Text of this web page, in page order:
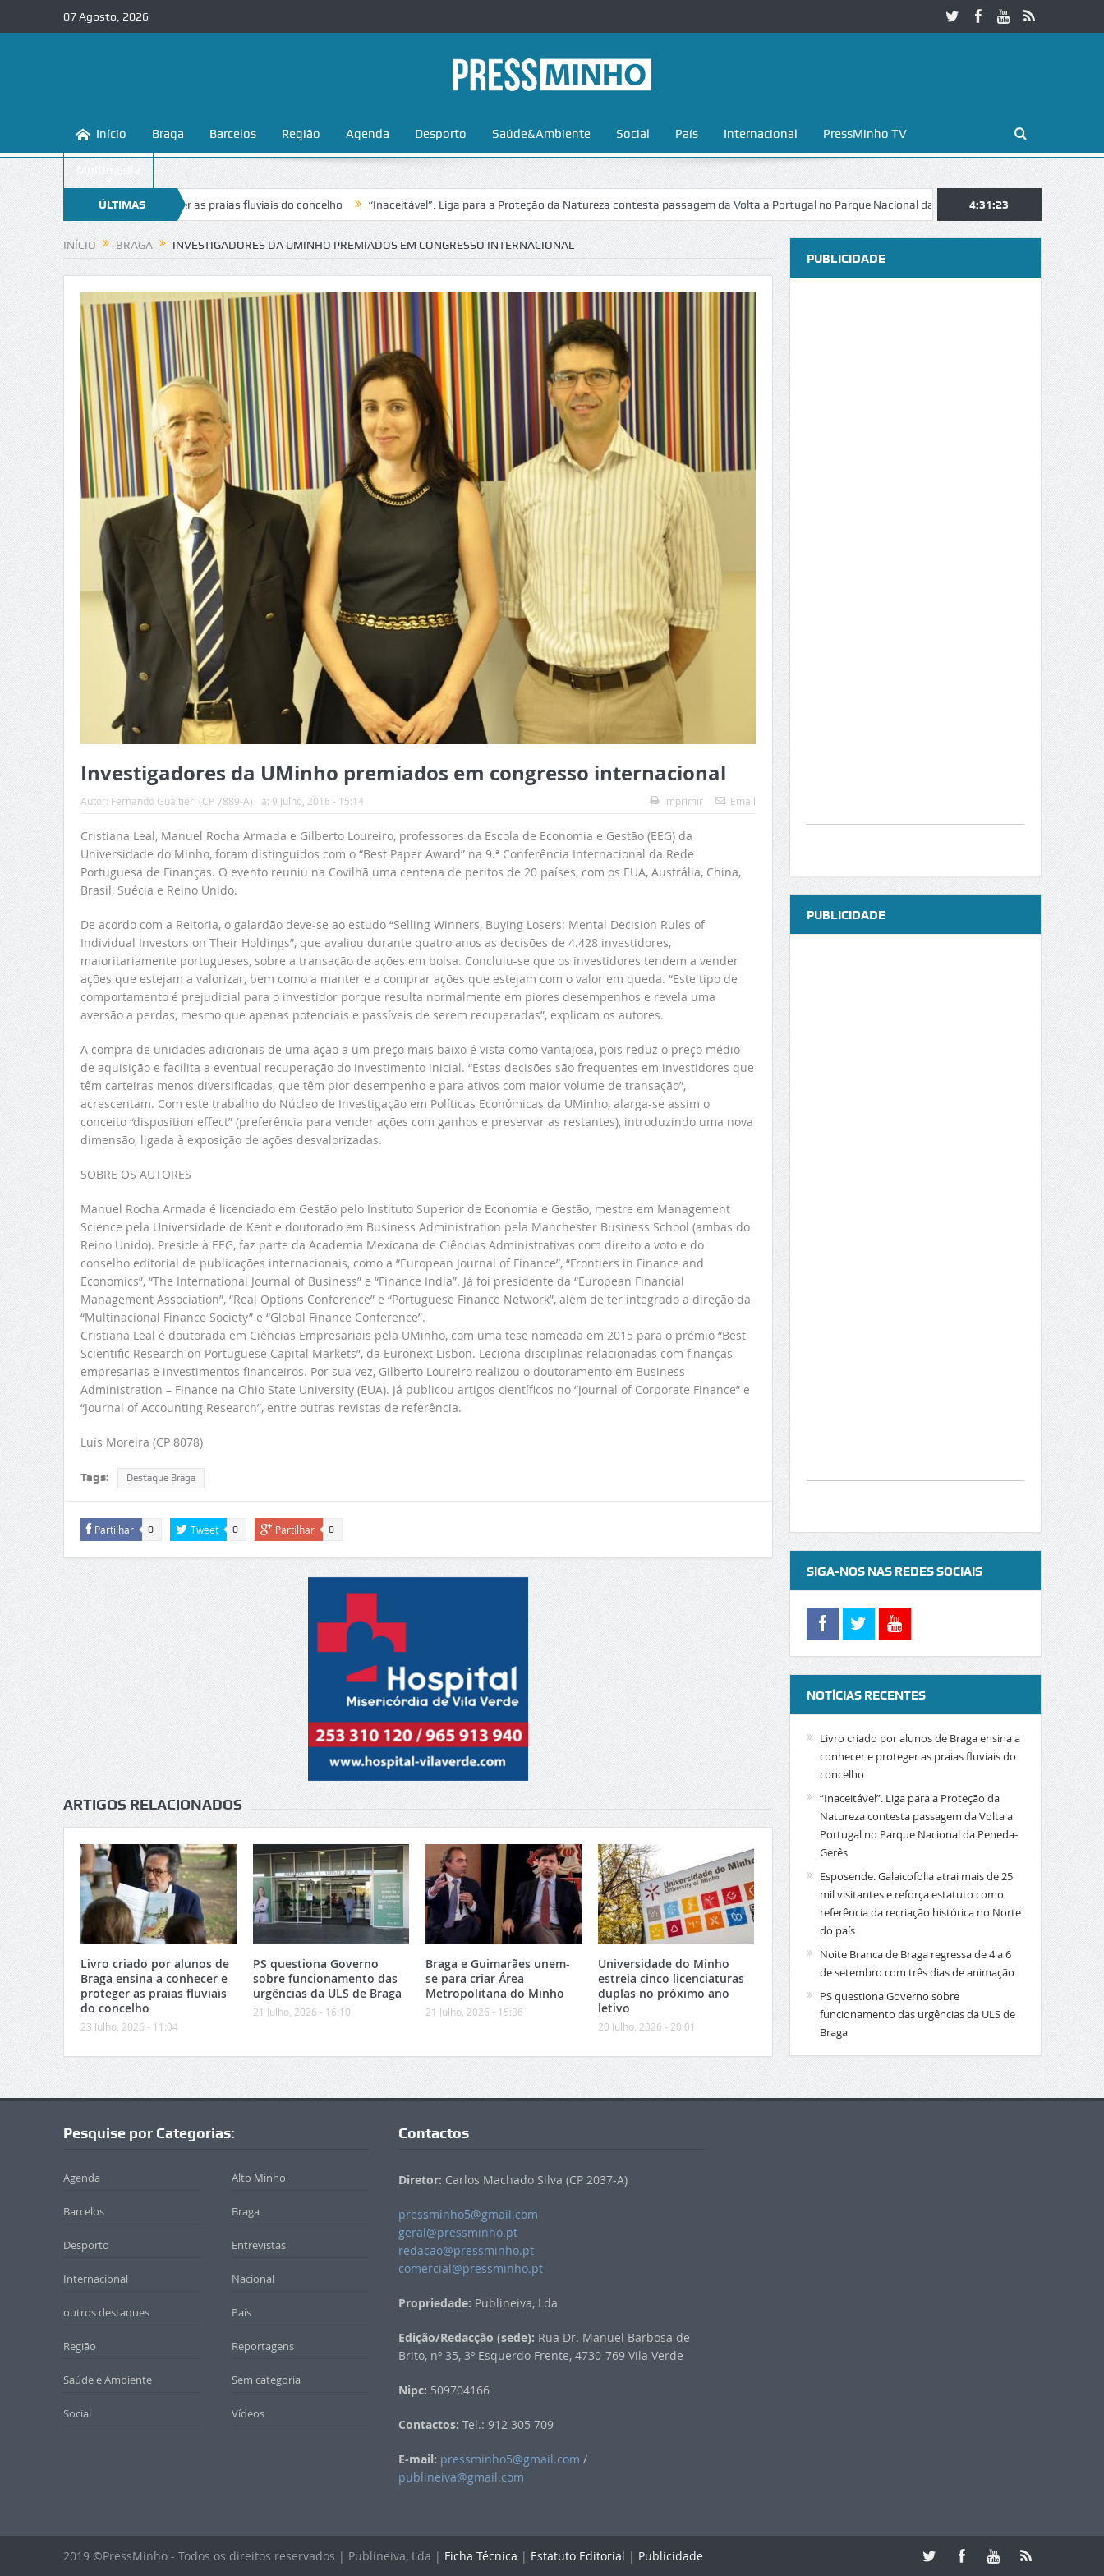
07 Agosto, 2026
Início Braga Barcelos Região Agenda Desporto Saúde&Ambiente Social País Internacional PressMinho TV
Multimédia
ÚLTIMAS
NOTÍCIAS
a conhecer e proteger as praias fluviais do concelho “Inaceitável”. Liga para a Proteção da Natureza contesta passagem da Volta a Portugal no Parque Nacional da Peneda-Gerês Esposende. Galaicofolia
4:31:24
INÍCIO BRAGA INVESTIGADORES DA UMINHO PREMIADOS EM CONGRESSO INTERNACIONAL
Investigadores da UMinho premiados em congresso internacional
Autor: Fernando Gualtieri (CP 7889-A) a: 9 Julho, 2016 - 15:14 Imprimir Email
Cristiana Leal, Manuel Rocha Armada e Gilberto Loureiro, professores da Escola de Economia e Gestão (EEG) da
Universidade do Minho, foram distinguidos com o “Best Paper Award” na 9.ª Conferência Internacional da Rede
Portuguesa de Finanças. O evento reuniu na Covilhã uma centena de peritos de 20 países, com os EUA, Austrália, China,
Brasil, Suécia e Reino Unido.
De acordo com a Reitoria, o galardão deve-se ao estudo “Selling Winners, Buying Losers: Mental Decision Rules of
Individual Investors on Their Holdings”, que avaliou durante quatro anos as decisões de 4.428 investidores,
maioritariamente portugueses, sobre a transação de ações em bolsa. Concluiu-se que os investidores tendem a vender
ações que estejam a valorizar, bem como a manter e a comprar ações que estejam com o valor em queda. “Este tipo de
comportamento é prejudicial para o investidor porque resulta normalmente em piores desempenhos e revela uma
aversão a perdas, mesmo que apenas potenciais e passíveis de serem recuperadas”, explicam os autores.
A compra de unidades adicionais de uma ação a um preço mais baixo é vista como vantajosa, pois reduz o preço médio
de aquisição e facilita a eventual recuperação do investimento inicial. “Estas decisões são frequentes em investidores que
têm carteiras menos diversificadas, que têm pior desempenho e para ativos com maior volume de transação”,
acrescentam. Com este trabalho do Núcleo de Investigação em Políticas Económicas da UMinho, alarga-se assim o
conceito “disposition effect” (preferência para vender ações com ganhos e preservar as restantes), introduzindo uma nova
dimensão, ligada à exposição de ações desvalorizadas.
SOBRE OS AUTORES
Manuel Rocha Armada é licenciado em Gestão pelo Instituto Superior de Economia e Gestão, mestre em Management
Science pela Universidade de Kent e doutorado em Business Administration pela Manchester Business School (ambas do
Reino Unido). Preside à EEG, faz parte da Academia Mexicana de Ciências Administrativas com direito a voto e do
conselho editorial de publicações internacionais, como a “European Journal of Finance”, “Frontiers in Finance and
Economics”, “The International Journal of Business” e “Finance India”. Já foi presidente da “European Financial
Management Association”, “Real Options Conference” e “Portuguese Finance Network”, além de ter integrado a direção da
“Multinacional Finance Society” e “Global Finance Conference”.
Cristiana Leal é doutorada em Ciências Empresariais pela UMinho, com uma tese nomeada em 2015 para o prémio “Best
Scientific Research on Portuguese Capital Markets”, da Euronext Lisbon. Leciona disciplinas relacionadas com finanças
empresarias e investimentos financeiros. Por sua vez, Gilberto Loureiro realizou o doutoramento em Business
Administration – Finance na Ohio State University (EUA). Já publicou artigos científicos no “Journal of Corporate Finance” e
“Journal of Accounting Research”, entre outras revistas de referência.
Luís Moreira (CP 8078)
Tags: Destaque Braga
Partilhar 0 Tweet 0 Partilhar 0
ARTIGOS RELACIONADOS
Livro criado por alunos de
Braga ensina a conhecer e
proteger as praias fluviais
do concelho
23 Julho, 2026 - 11:04
PS questiona Governo
sobre funcionamento das
urgências da ULS de Braga
21 Julho, 2026 - 16:10
Braga e Guimarães unem-
se para criar Área
Metropolitana do Minho
21 Julho, 2026 - 15:36
Universidade do Minho
estreia cinco licenciaturas
duplas no próximo ano
letivo
20 Julho, 2026 - 20:01
PUBLICIDADE
PUBLICIDADE
SIGA-NOS NAS REDES SOCIAIS
NOTÍCIAS RECENTES
Livro criado por alunos de Braga ensina a
conhecer e proteger as praias fluviais do
concelho
“Inaceitável”. Liga para a Proteção da
Natureza contesta passagem da Volta a
Portugal no Parque Nacional da Peneda-
Gerês
Esposende. Galaicofolia atrai mais de 25
mil visitantes e reforça estatuto como
referência da recriação histórica no Norte
do país
Noite Branca de Braga regressa de 4 a 6
de setembro com três dias de animação
PS questiona Governo sobre
funcionamento das urgências da ULS de
Braga
Pesquise por Categorias:
Agenda Alto Minho
Barcelos Braga
Desporto Entrevistas
Internacional Nacional
outros destaques País
Região Reportagens
Saúde e Ambiente Sem categoria
Social Vídeos
Contactos
Diretor: Carlos Machado Silva (CP 2037-A)
pressminho5@gmail.com
geral@pressminho.pt
redacao@pressminho.pt
comercial@pressminho.pt
Propriedade: Publineiva, Lda
Edição/Redacção (sede): Rua Dr. Manuel Barbosa de
Brito, nº 35, 3º Esquerdo Frente, 4730-769 Vila Verde
Nipc: 509704166
Contactos: Tel.: 912 305 709
E-mail: pressminho5@gmail.com /
publineiva@gmail.com
2019 ©PressMinho - Todos os direitos reservados | Publineiva, Lda | Ficha Técnica | Estatuto Editorial | Publicidade